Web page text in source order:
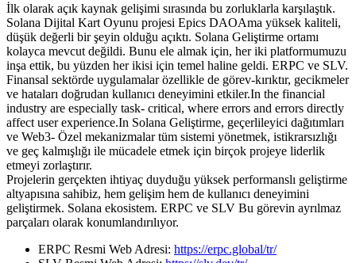
İlk olarak açık kaynak gelişimi sırasında bu zorluklarla karşılaştık.
Solana Dijital Kart Oyunu projesi Epics DAOAma yüksek kaliteli,
düşük değerli bir şeyin olduğu açıktı. Solana Geliştirme ortamı
kolayca mevcut değildi. Bunu ele almak için, her iki platformumuzu
inşa ettik, bu yüzden her ikisi için temel haline geldi. ERPC ve SLV.
Finansal sektörde uygulamalar özellikle de görev-kırıktır, gecikmeler
ve hataları doğrudan kullanıcı deneyimini etkiler.In the financial
industry are especially task- critical, where errors and errors directly
affect user experience.In Solana Geliştirme, geçerlileyici dağıtımları
ve Web3- Özel mekanizmalar tüm sistemi yönetmek, istikrarsızlığı
ve geç kalmışlığı ile mücadele etmek için birçok projeye liderlik
etmeyi zorlaştırır.
Projelerin gerçekten ihtiyaç duyduğu yüksek performanslı geliştirme
altyapısına sahibiz, hem gelişim hem de kullanıcı deneyimini
geliştirmek. Solana ekosistem. ERPC ve SLV Bu görevin ayrılmaz
parçaları olarak konumlandırılıyor.
ERPC Resmi Web Adresi: https://erpc.global/tr/